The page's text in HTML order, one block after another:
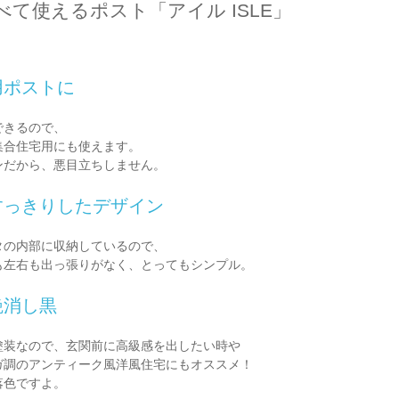
て使えるポスト「アイル ISLE」
ストに
るので、
住宅用にも使えます。
から、悪目立ちしません。
きりしたデザイン
内部に収納しているので、
右も出っ張りがなく、とってもシンプル。
し黒
なので、玄関前に高級感を出したい時や
のアンティーク風洋風住宅にもオススメ！
ですよ。